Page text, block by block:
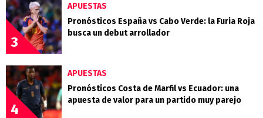
3
APUESTAS
Pronósticos España vs Cabo Verde: la Furia Roja
busca un debut arrollador
4
APUESTAS
Pronósticos Costa de Marfil vs Ecuador: una
apuesta de valor para un partido muy parejo